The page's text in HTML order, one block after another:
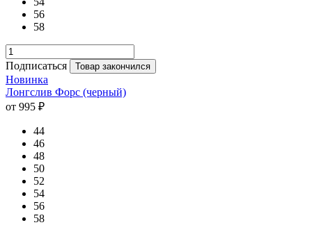
56
58
Подписаться Товар закончился
Новинка
Лонгслив Форс (черный)
от 995 ₽
44
46
48
50
52
54
56
58